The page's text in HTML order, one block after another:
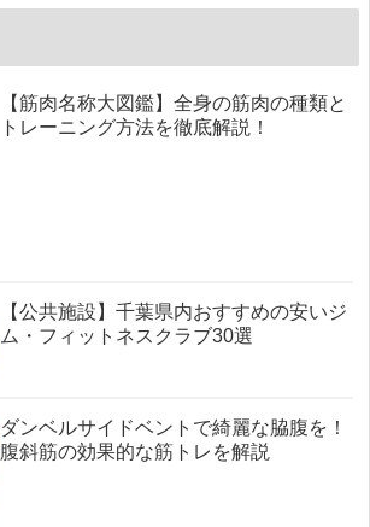
【筋肉名称大図鑑】全身の筋肉の種類と
トレーニング方法を徹底解説！
【公共施設】千葉県内おすすめの安いジ
ム・フィットネスクラブ30選
ダンベルサイドベントで綺麗な脇腹を！
腹斜筋の効果的な筋トレを解説